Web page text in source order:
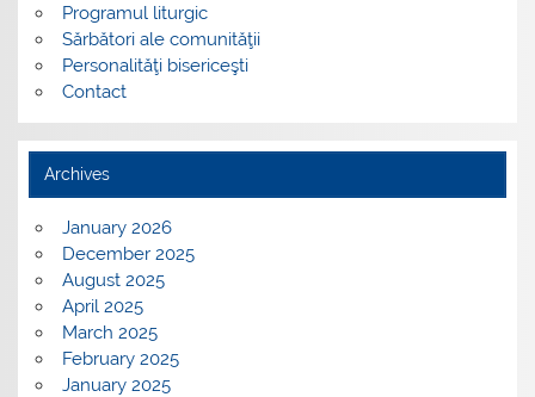
Programul liturgic
Sărbători ale comunităţii
Personalităţi bisericeşti
Contact
Archives
January 2026
December 2025
August 2025
April 2025
March 2025
February 2025
January 2025